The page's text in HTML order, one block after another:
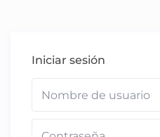
Iniciar sesión